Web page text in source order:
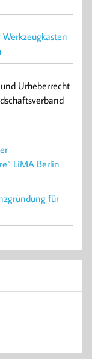
Urheberrecht
LiMA Berlin
für